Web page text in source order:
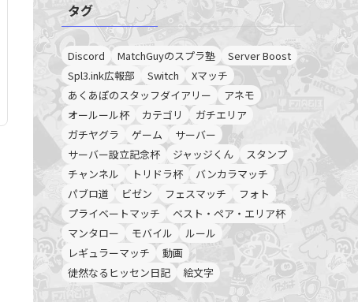
タグ
Discord MatchGuyのスプラ塾
Server Boost
Spl3.ink広報部
Switch
Xマッチ
あくあぽのスタッフダイアリー
アネモ
オールール杯
カテゴリ
ガチエリア
ガチヤグラ
ゲーム
サーバー
サーバー設立記念杯
ジャッジくん
スタンプ
チャンネル
トリドラ杯
バンカラマッチ
パブロ道
ビゼン フェスマッチ
フォト
プライベートマッチ
ベスト・ペア・エリア杯
マンタロー
モバイル
ルール
レギュラーマッチ
動画
徒然なるヒッセン日記
絵文字